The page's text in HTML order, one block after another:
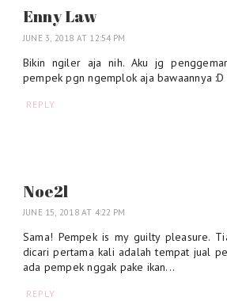
Enny Law
JUNE 3, 2018 AT 12:54 PM
Bikin ngiler aja nih. Aku jg
pempek pgn ngemplok aja bawaannya :D
REPLY
Noe2l
JUNE 15, 2018 AT 4:22 PM
Sama! Pempek is my guilty pleasure.
dicari pertama kali adalah tempat jual
ada pempek nggak pake ikan...
REPLY